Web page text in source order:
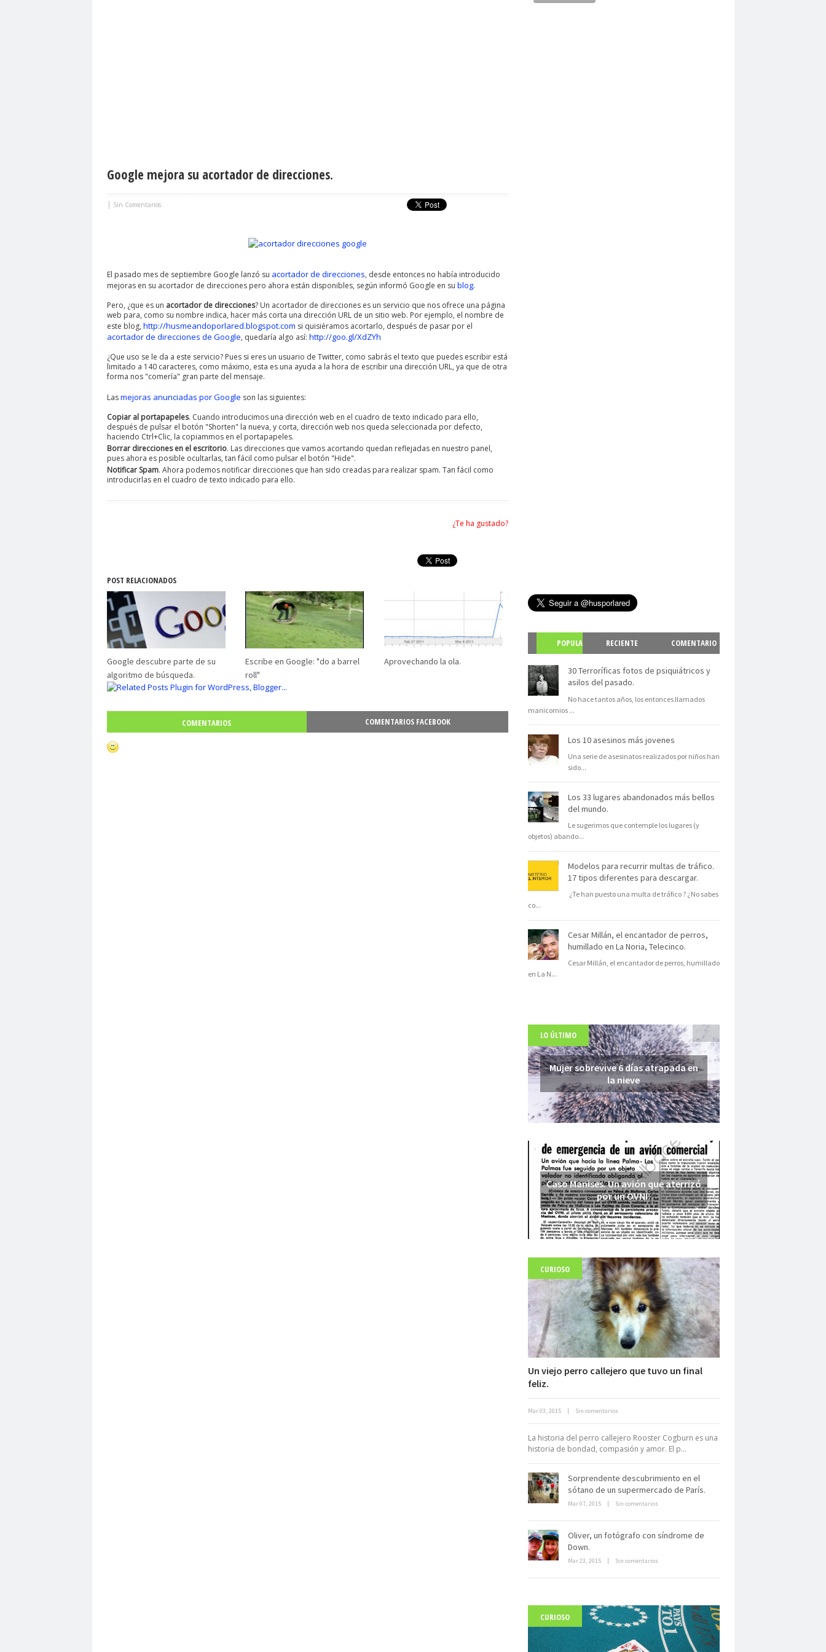
Google mejora su acortador de direcciones.
| Sin Comentarios
El pasado mes de septiembre Google lanzó su acortador de direcciones, desde entonces no había introducido
mejoras en su acortador de direcciones pero ahora están disponibles, según informó Google en su blog.
Pero, ¿que es un acortador de direcciones? Un acortador de direcciones es un servicio que nos ofrece una página
web para, como su nombre indica, hacer más corta una dirección URL de un sitio web. Por ejemplo, el nombre de
este blog, http://husmeandoporlared.blogspot.com si quisiéramos acortarlo, después de pasar por el
acortador de direcciones de Google, quedaría algo así: http://goo.gl/XdZYh
¿Que uso se le da a este servicio? Pues si eres un usuario de Twitter, como sabrás el texto que puedes escribir está
limitado a 140 caracteres, como máximo, esta es una ayuda a la hora de escribir una dirección URL, ya que de otra
forma nos "comería" gran parte del mensaje.
Lasmejoras anunciadas por Google son las siguientes:
Copiar al portapapeles. Cuando introducimos una dirección web en el cuadro de texto indicado para ello,
después de pulsar el botón "Shorten" la nueva, y corta, dirección web nos queda seleccionada por defecto,
haciendo Ctrl+Clic, la copiammos en el portapapeles.
Borrar direcciones en el escritorio. Las direcciones que vamos acortando quedan reflejadas en nuestro panel,
pues ahora es posible ocultarlas, tan fácil como pulsar el botón "Hide".
Notificar Spam. Ahora podemos notificar direcciones que han sido creadas para realizar spam. Tan fácil como
introducirlas en el cuadro de texto indicado para ello.
¿Te ha gustado?
POST RELACIONADOS
Google descubre parte de su
algoritmo de búsqueda.
Escribe en Google: "do a barrel
roll"
Aprovechando la ola.
COMENTARIOS COMENTARIOS FACEBOOK
POPULA
R
RECIENTE
COMENTARIO
S
30 Terroríficas fotos de psiquiátricos y
asilos del pasado.
No hace tantos años, los entonces llamados
manicomios ...
Los 10 asesinos más jovenes
Una serie de asesinatos realizados por niños han
sido...
Los 33 lugares abandonados más bellos
del mundo.
Le sugerimos que contemple los lugares (y
objetos) abando...
Modelos para recurrir multas de tráfico.
17 tipos diferentes para descargar.
¿Te han puesto una multa de tráfico ? ¿No sabes
co...
Cesar Millán, el encantador de perros,
humillado en La Noria, Telecinco.
Cesar Millán, el encantador de perros, humillado
en La N...
LO ÚLTIMO
Mujer sobrevive 6 días atrapada en
la nieve
Caso Manises. Un avión que aterrizó
por un OVNI.
Fuerte abandonado del siglo XIX
Neuromarketing: el uso de la
electrónico
Dentro de un manicomio
abandonado
Carlo Acutis, el beato incorrupto de
CURIOSO
Un viejo perro callejero que tuvo un final
feliz.
Mar 03, 2015 | Sin comentarios
La historia del perro callejero Rooster Cogburn es una
historia de bondad, compasión y amor. El p...
Sorprendente descubrimiento en el
sótano de un supermercado de París.
Mar 07, 2015 | Sin comentarios
Oliver, un fotógrafo con síndrome de
Down.
Mar 23, 2015 | Sin comentarios
CURIOSO